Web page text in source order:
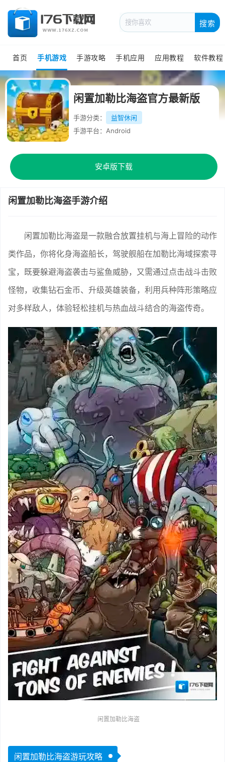
搜索
首页 手机游戏 手游攻略 手机应用 应用教程 软件教程
闲置加勒比海盗官方最新版
手游分类：
益智休闲
手游平台：Android
安卓版下载
闲置加勒比海盗手游介绍
闲置加勒比海盗是一款融合放置挂机与海上冒险的动作
类作品，你将化身海盗船长，驾驶舰船在加勒比海域探索寻
宝，既要躲避海盗袭击与鲨鱼威胁，又需通过点击战斗击败
怪物，收集钻石金币、升级英雄装备，利用兵种阵形策略应
对多样敌人，体验轻松挂机与热血战斗结合的海盗传奇。
闲置加勒比海盗
闲置加勒比海盗游玩攻略